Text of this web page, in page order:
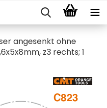
angesenkt ohne
z3 rechts; 1